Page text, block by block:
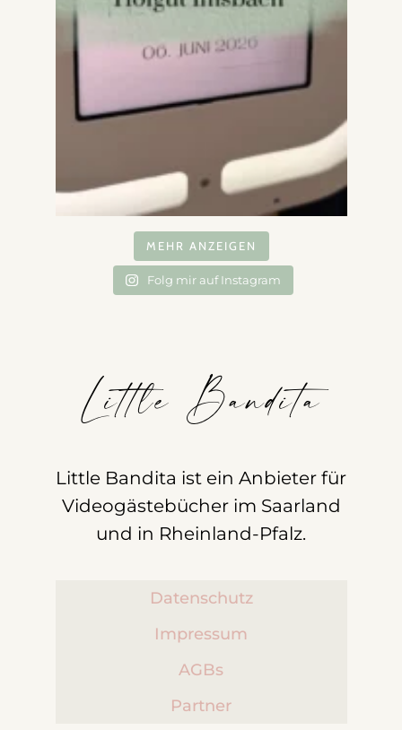
MEHR ANZEIGEN
Folg mir auf Instagram
Little Bandita
Little Bandita ist ein Anbieter für
Videogästebücher im Saarland
und in Rheinland-Pfalz.
Datenschutz
Impressum
AGBs
Partner